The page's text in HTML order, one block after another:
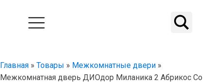
Главная » Товары » Межкомнатные двери »
Межкомнатная дверь ДИОдор Миланика 2 Абрикос Со